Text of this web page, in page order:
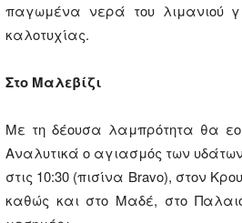
παγωμένα νερά του λιμανιού
καλοτυχίας.
Στο Μαλεβίζι
Με τη δέουσα λαμπρότητα θα
Αναλυτικά ο αγιασμός των
στις 10:30 (πισίνα Bravo), στον
καθώς και στο Μαδέ, στο